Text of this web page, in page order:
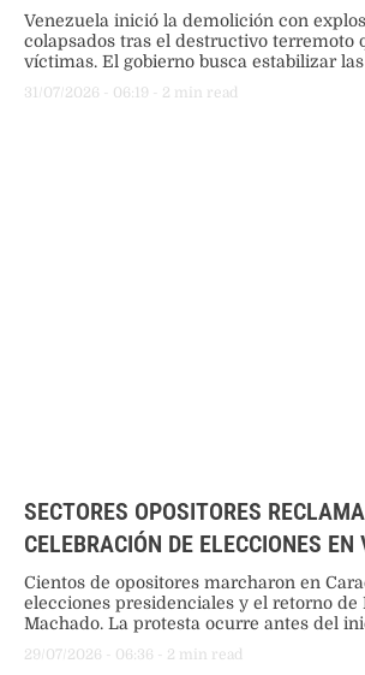
Venezuela inició la demolición con
colapsados tras el destructivo terremoto
víctimas. El gobierno busca estabilizar
entre los escombros.
31/07/2026 - 06:19 - 2 min read
SECTORES OPOSITORES
CELEBRACIÓN DE ELECCIONES EN
Cientos de opositores marcharon en
elecciones presidenciales y el retorno de
Machado. La protesta ocurre antes del
supervisado por Estados Unidos.
29/07/2026 - 06:36 - 2 min read